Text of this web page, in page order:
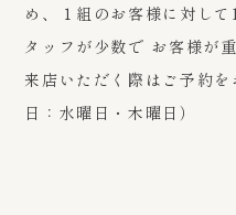
め、１組のお客様に対し
タッフが少数で お客様が
来店いただく際はご予約
日：水曜日・木曜日）